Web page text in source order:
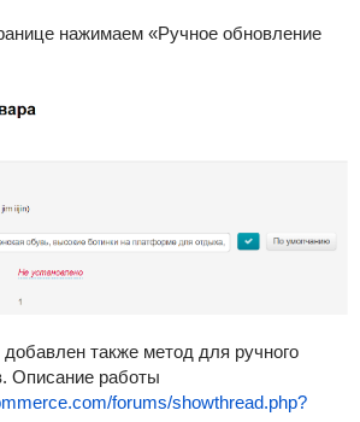
нажимаем «Ручное обновление
также метод для ручного
Описание работы
forums/showthread.php?